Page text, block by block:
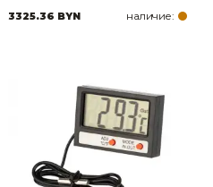
3325.36 BYN наличие: